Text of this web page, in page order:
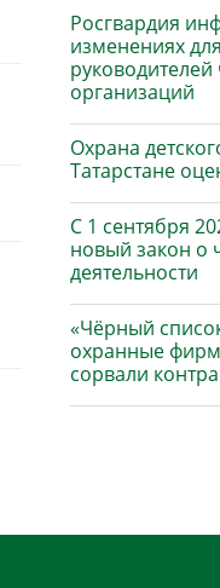
Росгвардия
изменениях
организаций
Охрана
Татарстане
С 1 сентября
новый закон о
деятельности
«Чёрный
охранные
сорвали